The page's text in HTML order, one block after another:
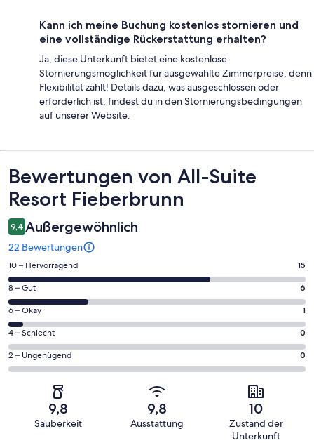
Kann ich meine Buchung kostenlos stornieren und
eine vollständige Rückerstattung erhalten?
Ja, diese Unterkunft bietet eine kostenlose
Stornierungsmöglichkeit für ausgewählte Zimmerpreise, denn
Flexibilität zählt! Details dazu, was ausgeschlossen oder
erforderlich ist, findest du in den Stornierungsbedingungen
auf unserer Website.
Bewertungen
Bewertungen von All-Suite
Resort Fieberbrunn
9,4 Außergewöhnlich
22 Bewertungen
15
von
insgesamt
22
Gästebewertungen
haben
eine
Bewertung
Hervorragend
10 – Hervorragend 15
6
von
insgesamt
22
Gästebewertungen
haben
Bewertung
8 – Gut 6
1
von
insgesamt
22
Gästebewertungen
Bewertung
6 – Okay 1
0
von
insgesamt
Gästebewertungen
4 – Schlecht 0
0
von
insgesamt
Gästebewertungen
haben
2 – Ungenügend 0
9,8
Sauberkeit
9,8
Ausstattung
10
Zustand der
Unterkunft